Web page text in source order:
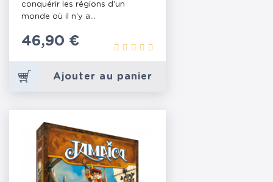
conquérir les régions d'un
monde où il n'y a...
Prix
46,90 €
Ajouter au panier